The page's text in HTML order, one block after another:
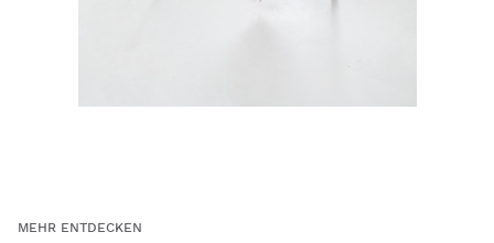
MEHR ENTDECKEN